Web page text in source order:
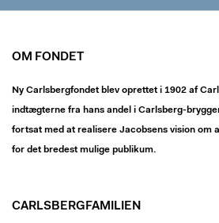
OM FONDET
Ny Carlsbergfondet blev oprettet i 1902 af
indtægterne fra hans andel i Carlsberg-
fortsat med at realisere Jacobsens vision om
for det bredest mulige publikum.
CARLSBERGFAMILIEN